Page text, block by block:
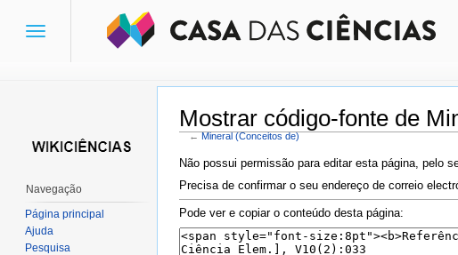
Mostrar código-fonte de
←Mineral (Conceitos de)
Não possui permissão para editar esta página, pelo
Precisa de confirmar o seu endereço de correio
Pode ver e copiar o conteúdo desta página:
Toggle
Navegação
Página principal
Ajuda
Pesquisa